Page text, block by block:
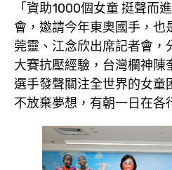
「 資助1000個女童挺聲而進
會，邀請今年東奧國手，也
莞靈 、 江念欣出席記者會
大賽抗壓經驗 ，台灣欄神陳
選手發聲關注全世界的女童
不放棄夢想，有朝一日在各